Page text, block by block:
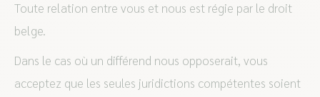
Toute relation entre vous et nous est régie par le droit
belge.
Dans le cas où un différend nous opposerait, vous
acceptez que les seules juridictions compétentes soient